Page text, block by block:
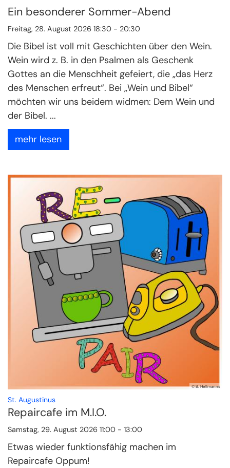
Ein besonderer Sommer-Abend
Freitag, 28. August 2026 18:30 - 20:30
Die Bibel ist voll mit Geschichten über den Wein.
Wein wird z. B. in den Psalmen als Geschenk
Gottes an die Menschheit gefeiert, die „das Herz
des Menschen erfreut“. Bei „Wein und Bibel“
möchten wir uns beidem widmen: Dem Wein und
der Bibel. ...
mehr lesen
© B. Hellmanns
St. Augustinus:
Repaircafe im M.I.O.
Samstag, 29. August 2026 11:00 - 13:00
Etwas wieder funktionsfähig machen im
Repaircafe Oppum!